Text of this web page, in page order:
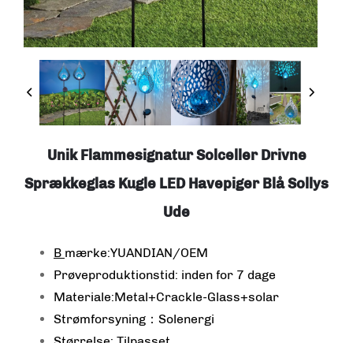
Unik Flammesignatur Solceller Drivne
Sprækkeglas Kugle LED Havepiger Blå Sollys
Ude
B mærke:YUANDIAN/OEM
Prøveproduktionstid: inden for 7 dage
Materiale:Metal+Crackle-Glass+solar
Strømforsyning：Solenergi